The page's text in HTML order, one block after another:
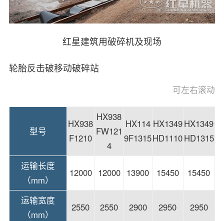
红星建筑用破碎机及现场
轮胎反击破移动破碎站
型号
HX938
F1210
HX938
FW121
4
HX114
9F1315
HX1349
HD1110
HX1349
HD1315
运输长度
（mm）
12000 12000 13900 15450 15450
运输宽度
（mm）
2550 2550 2900 2950 2950